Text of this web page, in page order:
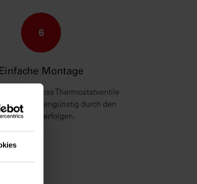
6
Montage
der Danfoss Thermostatventile
und kostengünstig durch den
Hauswart erfolgen.